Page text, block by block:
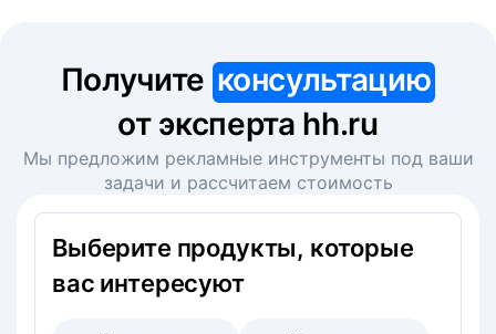
Получите консультацию
от эксперта hh.ru
Мы предложим рекламные инструменты под ваши
задачи и рассчитаем стоимость
Выберите продукты, которые
вас интересуют